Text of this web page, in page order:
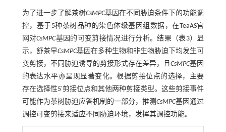
为了进一步了解茶树CsMPC基因在不同胁迫条件下的功能调
控，基于5种茶树品种的染色体级基因组数据，在TeaAS官
网对CsMPC基因的可变剪接情况进行分析。结果（表3）显
示，舒茶早CsMPC基因在多种生物和非生物胁迫下均发生可
变剪接，不同胁迫诱导的剪接形式存在差异，且CsMPC基因
的表达水平亦呈现显著变化。根据剪接位点的选择，主要
存在选择性5'剪接位点和其他两种剪接类型。这些剪接事件
可能作为茶树胁迫应答机制的一部分，推测CsMPC基因通过
调控可变剪接来适应不同胁迫环境，发挥其调控功能。